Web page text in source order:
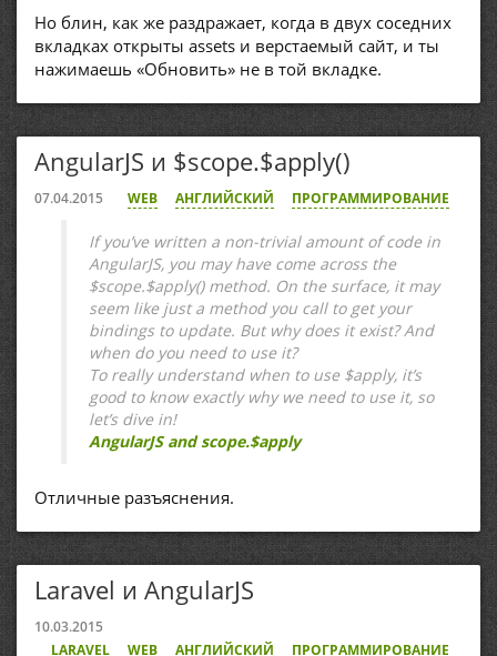
Но блин, как же раздражает, когда в двух соседних
вкладках открыты assets и верстаемый сайт, и ты
нажимаешь «Обновить» не в той вкладке.
AngularJS и $scope.$apply()
07.04.2015 WEB АНГЛИЙСКИЙ ПРОГРАММИРОВАНИЕ
If you’ve written a non-trivial amount of code in
AngularJS, you may have come across the
$scope.$apply() method. On the surface, it may
seem like just a method you call to get your
bindings to update. But why does it exist? And
when do you need to use it?
To really understand when to use $apply, it’s
good to know exactly why we need to use it, so
let’s dive in!
AngularJS and scope.$apply
Отличные разъяснения.
Laravel и AngularJS
10.03.2015
LARAVEL
WEB АНГЛИЙСКИЙ ПРОГРАММИРОВАНИЕ